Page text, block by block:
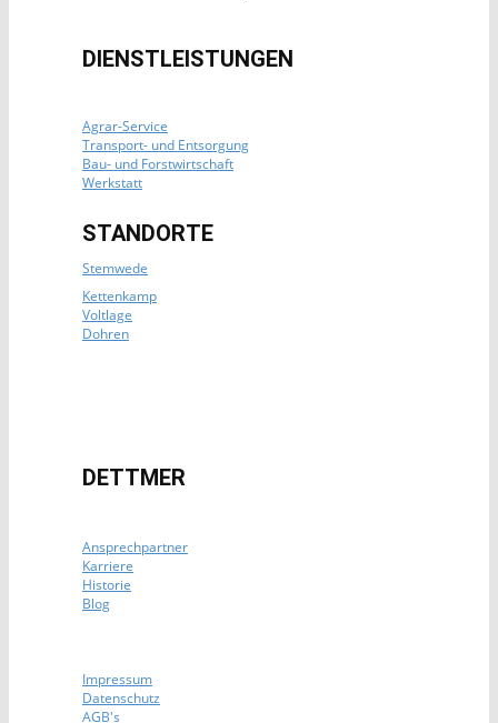
DIENSTLEISTUNGEN
Agrar-Service
Transport- und Entsorgung
Bau- und Forstwirtschaft
Werkstatt
Kettenkamp
Voltlage
Dohren
STANDORTE
Stemwede
DETTMER
Ansprechpartner
Karriere
Historie
Blog
Impressum
Datenschutz
AGB's